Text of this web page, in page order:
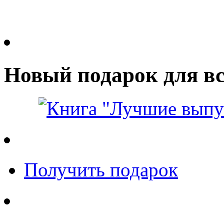
Новый подарок для
Получить подарок